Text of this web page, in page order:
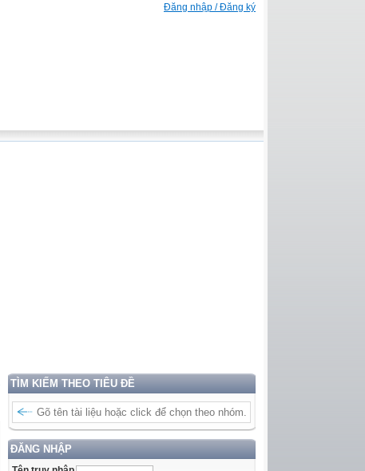
Đăng nhập / Đăng ký
TÌM KIẾM THEO TIÊU ĐỀ
ĐĂNG NHẬP